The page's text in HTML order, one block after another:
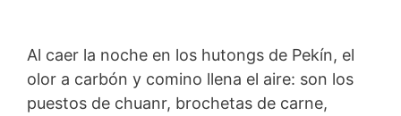
Al caer la noche en los hutongs de Pekín, el
olor a carbón y comino llena el aire: son los
puestos de chuanr, brochetas de carne,